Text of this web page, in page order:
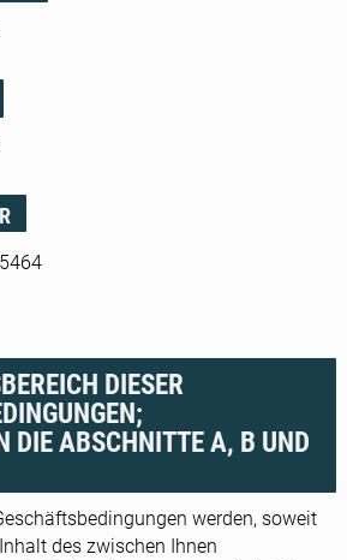
DIESER
DIE ABSCHNITTE A, B UND
werden, soweit
des zwischen Ihnen